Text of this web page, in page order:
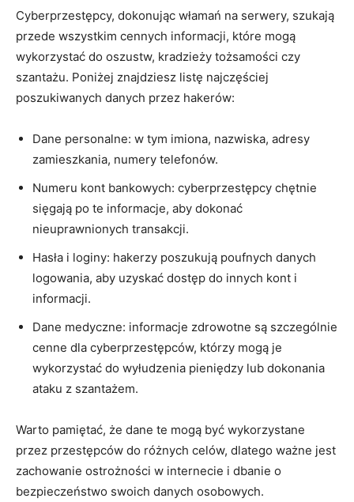
Cyberprzestępcy, dokonując włamań⁢ na serwery, szukają
przede wszystkim cennych informacji, które mogą
wykorzystać ​do oszustw, kradzieży tożsamości ⁣czy
szantażu. Poniżej ⁤znajdziesz listę⁢ najczęściej
poszukiwanych‌ danych‌ przez hakerów:
Dane personalne: w tym ⁤imiona,⁢ nazwiska, adresy
zamieszkania, numery⁤ telefonów.
Numeru kont bankowych:⁣ cyberprzestępcy⁤ chętnie
sięgają po te ‍informacje, aby dokonać
nieuprawnionych transakcji.
Hasła i loginy: hakerzy poszukują poufnych danych
logowania, aby uzyskać ⁢dostęp do ‍innych⁤ kont i
⁢informacji.
Dane medyczne: informacje zdrowotne ⁤są szczególnie
cenne dla cyberprzestępców, którzy‌ mogą​ je
wykorzystać do ‌wyłudzenia pieniędzy⁣ lub ‍dokonania
ataku z szantażem.
Warto ​pamiętać, że ⁣dane‍ te mogą być‍ wykorzystane
przez przestępców ‍do⁤ różnych​ celów, dlatego ważne ​jest
zachowanie ostrożności w internecie i dbanie o
bezpieczeństwo swoich danych osobowych.